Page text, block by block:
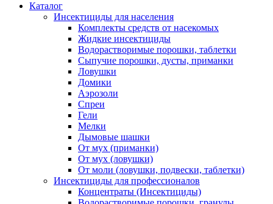
Каталог
Инсектициды для населения
Комплекты средств от насекомых
Жидкие инсектициды
Водорастворимые порошки, таблетки
Сыпучие порошки, дусты, приманки
Ловушки
Домики
Аэрозоли
Спреи
Гели
Мелки
Дымовые шашки
От мух (приманки)
От мух (ловушки)
От моли (ловушки, подвески, таблетки)
Инсектициды для профессионалов
Концентраты (Инсектициды)